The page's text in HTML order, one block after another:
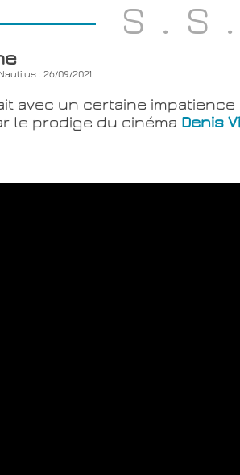
: 26/09/2021
avec un certaine
le prodige du cinéma Denis